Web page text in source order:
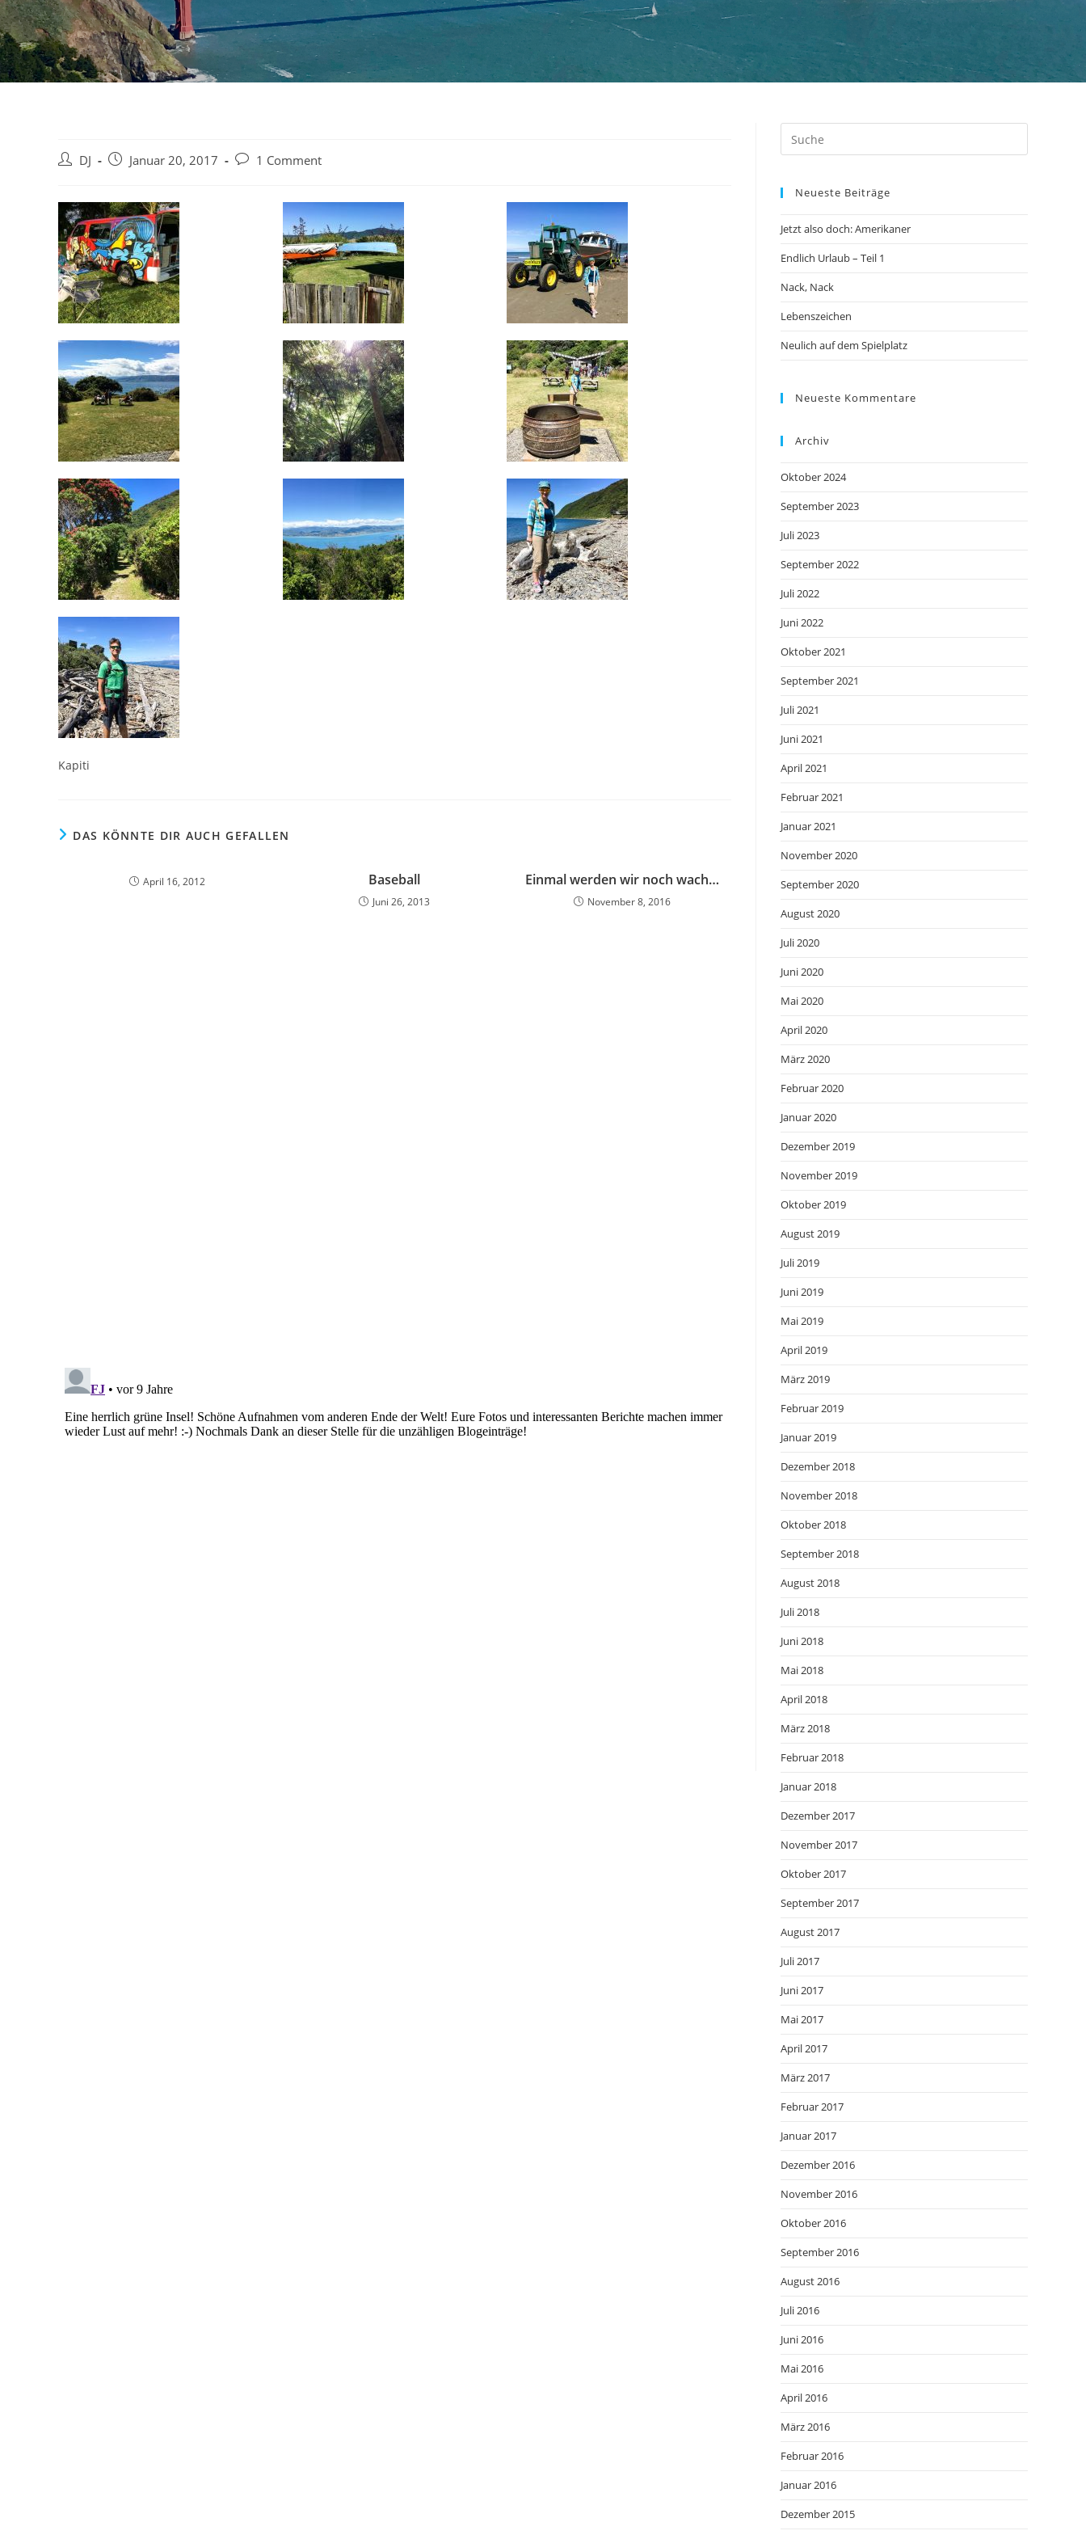
Beitrags-
DJ
BeitragJanuar 20, 2017
Beitrags-
1 Comment
Kapiti
DAS KÖNNTE DIR AUCH GEFALLEN
April 16, 2012 Baseball
Juni 26, 2013
Einmal werden wir noch wach…
November 8, 2016
Neueste Beiträge
Jetzt also doch: Amerikaner
Endlich Urlaub – Teil 1
Nack, Nack
Lebenszeichen
Neulich auf dem Spielplatz
Neueste Kommentare
Archiv
Oktober 2024
September 2023
Juli 2023
September 2022
Juli 2022
Juni 2022
Oktober 2021
September 2021
Juli 2021
Juni 2021
April 2021
Februar 2021
Januar 2021
November 2020
September 2020
August 2020
Juli 2020
Juni 2020
Mai 2020
April 2020
März 2020
Februar 2020
Januar 2020
Dezember 2019
November 2019
Oktober 2019
August 2019
Juli 2019
Juni 2019
Mai 2019
April 2019
März 2019
Februar 2019
Januar 2019
Dezember 2018
November 2018
Oktober 2018
September 2018
August 2018
Juli 2018
Juni 2018
Mai 2018
April 2018
März 2018
Februar 2018
Januar 2018
Dezember 2017
November 2017
Oktober 2017
September 2017
August 2017
Juli 2017
Juni 2017
Mai 2017
April 2017
März 2017
Februar 2017
Januar 2017
Dezember 2016
November 2016
Oktober 2016
September 2016
August 2016
Juli 2016
Juni 2016
Mai 2016
April 2016
März 2016
Februar 2016
Januar 2016
Dezember 2015